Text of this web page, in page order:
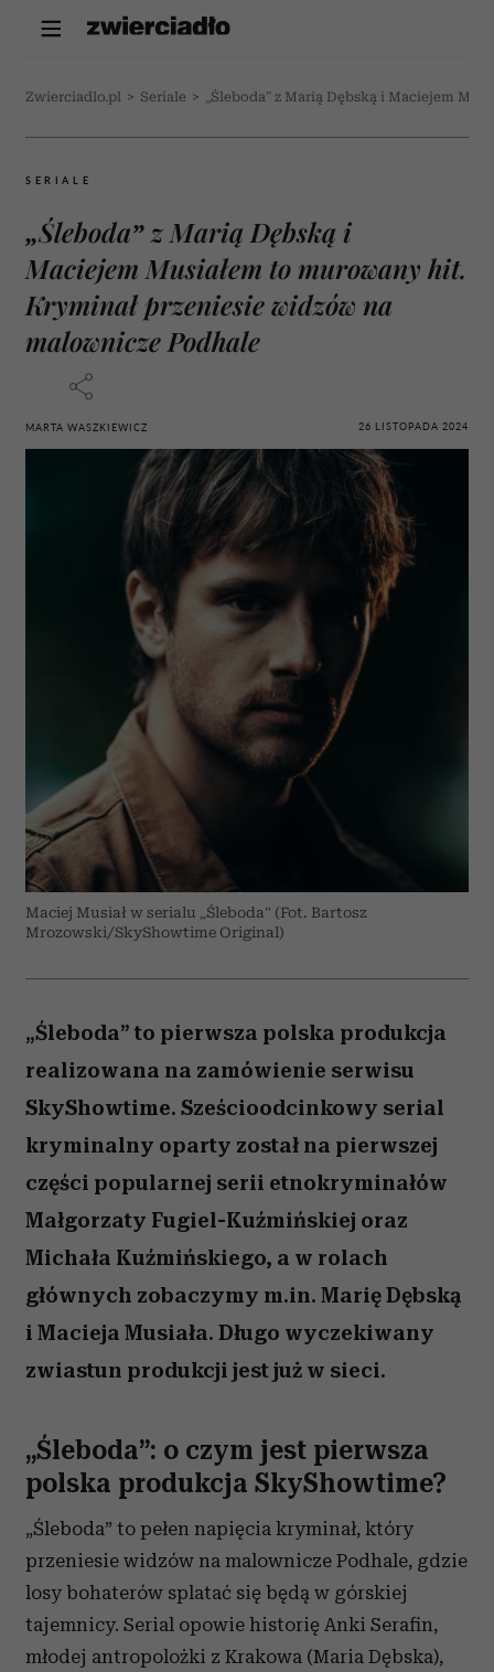
Zwierciadlo.pl > Seriale > „Śleboda” z Marią Dębską i Maciejem
SERIALE
„Śleboda” z Marią Dębską i
Maciejem Musiałem to murowany hit.
Kryminał przeniesie widzów na
malownicze Podhale
MARTA WASZKIEWICZ 26 LISTOPADA 2024
Maciej Musiał w serialu „Śleboda” (Fot. Bartosz
Mrozowski/SkyShowtime Original)
„Śleboda” to pierwsza polska produkcja
realizowana na zamówienie serwisu
SkyShowtime. Sześcioodcinkowy serial
kryminalny oparty został na pierwszej
części popularnej serii etnokryminałów
Małgorzaty Fugiel-Kuźmińskiej oraz
Michała Kuźmińskiego, a w rolach
głównych zobaczymy m.in. Marię Dębską
i Macieja Musiała. Długo wyczekiwany
zwiastun produkcji jest już w sieci.
„Śleboda”: o czym jest pierwsza
polska produkcja SkyShowtime?
„Śleboda” to pełen napięcia kryminał, który
przeniesie widzów na malownicze Podhale, gdzie
losy bohaterów splatać się będą w górskiej
tajemnicy. Serial opowie historię Anki Serafin,
młodej antropolożki z Krakowa (Maria Dębska),